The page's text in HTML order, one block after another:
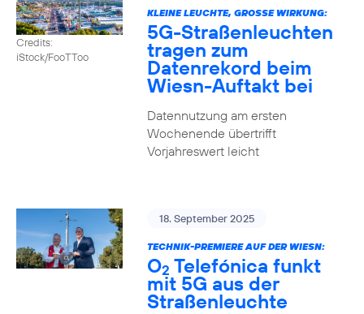
Credits:
iStock/FooTToo
KLEINE LEUCHTE, GROSSE WIRKUNG:
5G-Straßenleuchten
tragen zum
Datenrekord beim
Wiesn-Auftakt bei
Datennutzung am ersten
Wochenende übertrifft
Vorjahreswert leicht
18. September 2025
TECHNIK-PREMIERE AUF DER WIESN:
O2 Telefónica funkt
mit 5G aus der
Straßenleuchte